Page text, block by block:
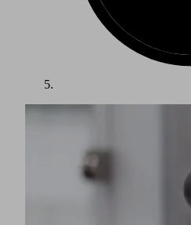
Le secteur du conditionnement
de croissance mondiaux. Les
aliments ou autres produits de